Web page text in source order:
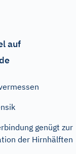
auf
genügt zur
der Hirnhälften